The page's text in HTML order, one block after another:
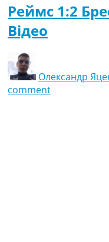
Реймс 1:2
Відео
Олександр
comment